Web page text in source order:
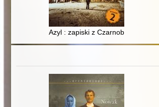
Azyl : zapiski z Czarnobyla